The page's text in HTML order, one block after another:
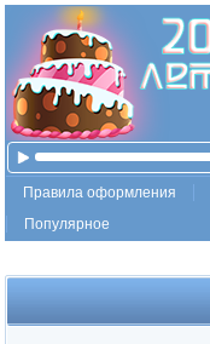
Правила оформления
Популярное